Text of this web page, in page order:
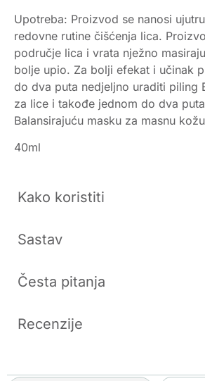
Upotreba: Proizvod se nanosi
redovne rutine čišćenja lica.
područje lica i vrata nježno
bolje upio. Za bolji efekat i učinak
do dva puta nedjeljno uraditi piling
za lice i takođe jednom do dva
Balansirajuću masku za masnu
40ml
Kako koristiti
Sastav
Česta pitanja
Recenzije